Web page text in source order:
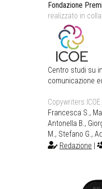
Fondazione
realizzato in
Centro studi su
comunicazione
Copywriters ICOE
Francesca S.,
Antonella B.,
M., Stefano G.,
Redazione